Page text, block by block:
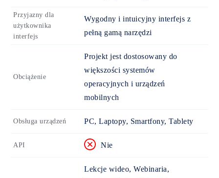
Przyjazny dla
użytkownika
interfejs
Wygodny i intuicyjny interfejs z
pełną gamą narzędzi
Obciążenie
Projekt jest dostosowany do
większości systemów
operacyjnych i urządzeń
mobilnych
Obsługa urządzeń PC, Laptopy, Smartfony, Tablety
API Nie
Lekcje wideo, Webinaria,